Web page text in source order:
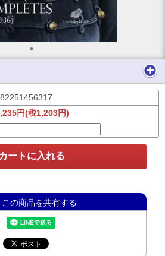
円(税1,203円)
この商品を共有する